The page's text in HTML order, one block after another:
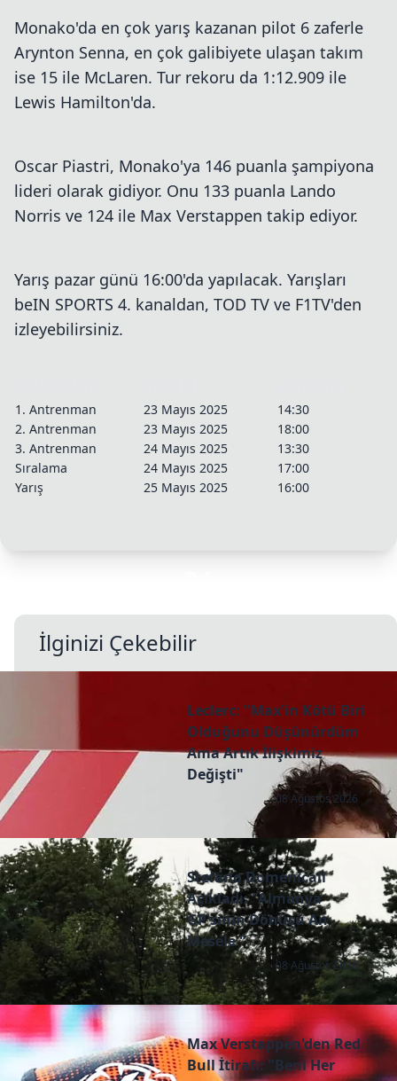
Monako'da en çok yarış kazanan pilot 6 zaferle
Arynton Senna, en çok galibiyete ulaşan takım
ise 15 ile McLaren. Tur rekoru da 1:12.909 ile
Lewis Hamilton'da.
Oscar Piastri, Monako'ya 146 puanla şampiyona
lideri olarak gidiyor. Onu 133 puanla Lando
Norris ve 124 ile Max Verstappen takip ediyor.
Yarış pazar günü 16:00'da yapılacak. Yarışları
beIN SPORTS 4. kanaldan, TOD TV ve F1TV'den
izleyebilirsiniz.
1. Antrenman 23 Mayıs 2025
14:30
2. Antrenman
23 Mayıs 2025
18:00
3. Antrenman
24 Mayıs 2025
13:30
Sıralama
24 Mayıs 2025
17:00
Yarış
25 Mayıs 2025 16:00
İlginizi Çekebilir
Leclerc: "Max'in Kötü Biri
Olduğunu Düşünürdüm
Ama Artık İlişkimiz
Değişti"
08 Ağustos 2026
Stefano Domenicali
Açıkladı: "Almanya
GP'sinin Dönüşü An
Mesele "
08 Ağustos 2026
Max Verstappen'den Red
Bull İtirafı: "Beni Her